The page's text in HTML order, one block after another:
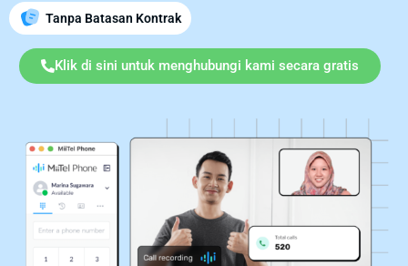
Tanpa Batasan Kontrak
Klik di sini untuk menghubungi kami secara gratis